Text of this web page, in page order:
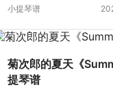
不清地，找不到出路，
静思，孤独地沉浸在漫
电影《我要我们在一
谱。 《我要我们在一起
作方希望有一首音乐主
女主角的“定情信物”，王
原著小说及剧本后深受
小提琴谱
菊次郎的夏天《
提琴谱